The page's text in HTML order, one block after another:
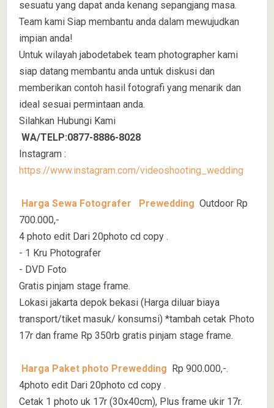
sesuatu yang dapat anda kenang sepangjang masa.
Team kami Siap membantu anda dalam mewujudkan
impian anda!
Untuk wilayah jabodetabek team photographer kami
siap datang membantu anda untuk diskusi dan
memberikan contoh hasil fotografi yang menarik dan
ideal sesuai permintaan anda.
Silahkan Hubungi Kami
WA/TELP:0877-8886-8028
Instagram :
https://www.instagram.com/videoshooting_wedding
Harga Sewa Fotografer Prewedding Outdoor Rp
700.000,-
4 photo edit Dari 20photo cd copy .
- 1 Kru Photografer
- DVD Foto
Gratis pinjam stage frame.
Lokasi jakarta depok bekasi (Harga diluar biaya
transport/tiket masuk/ konsumsi) *tambah cetak Photo
17r dan frame Rp 350rb gratis pinjam stage frame.
Harga Paket photo Prewedding Rp 900.000,-.
4photo edit Dari 20photo cd copy .
Cetak 1 photo uk 17r (30x40cm), Plus frame ukir 17r.